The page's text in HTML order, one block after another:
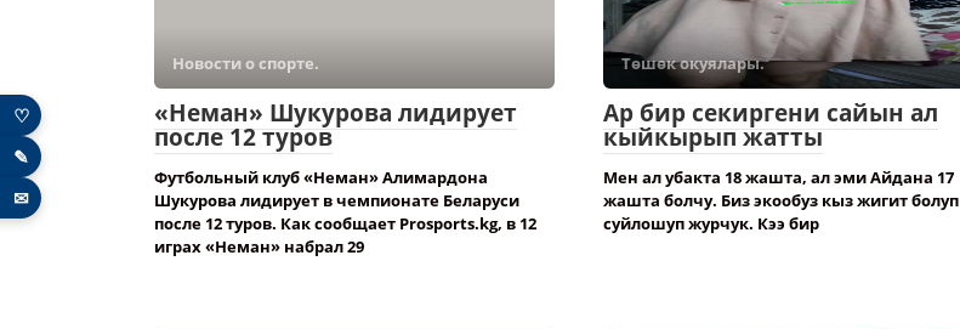
Новости о спорте.
«Неман» Шукурова лидирует
после 12 туров
Футбольный клуб «Неман» Алимардона
Шукурова лидирует в чемпионате Беларуси
после 12 туров. Как сообщает Prosports.kg, в 12
играх «Неман» набрал 29
Төшөк окуялары.
Ар бир секиргени сайын ал
кыйкырып жатты
Мен ал убакта 18 жашта, ал эми Айдана 17
жашта болчу. Биз экообуз кыз жигит болуп
суйлошуп журчук. Кээ бир
♡
✎
✉